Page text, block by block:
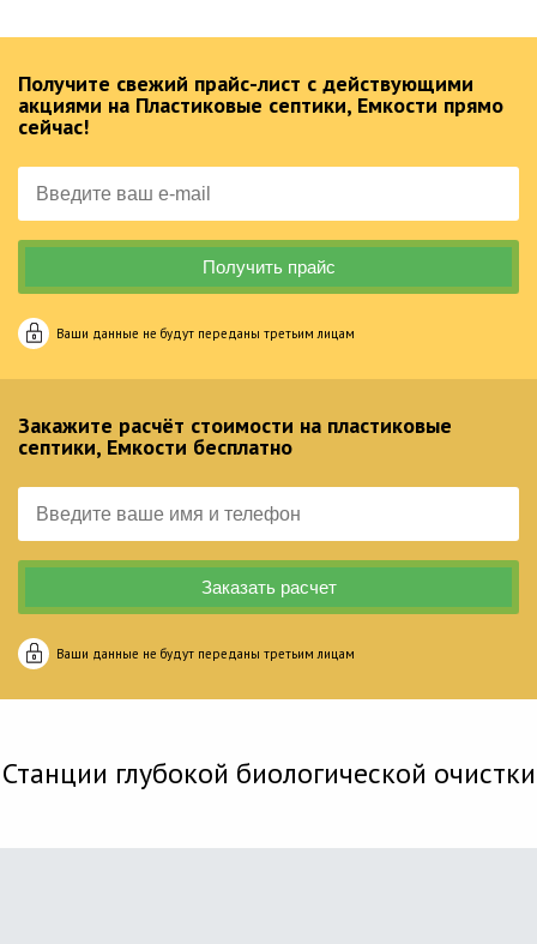
Получите свежий прайс-лист с действующими
акциями на Пластиковые септики, Емкости прямо
сейчас!
Ваши данные не будут переданы третьим лицам
Закажите расчёт стоимости на пластиковые
септики, Емкости бесплатно
Ваши данные не будут переданы третьим лицам
Станции глубокой биологической очистки